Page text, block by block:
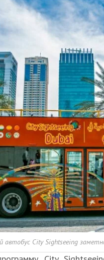
автобус City Sightseeing